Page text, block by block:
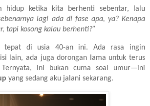
hidup ketika kita berhenti sebentar, lalu
lagi ada di fase apa, ya? Kenapa
tapi kosong kalau berhenti?”
tepat di usia 40-an ini. Ada rasa ingin
lain, ada juga dorongan lama untuk terus
ini bukan cuma soal umur—ini
yang sedang aku jalani sekarang.